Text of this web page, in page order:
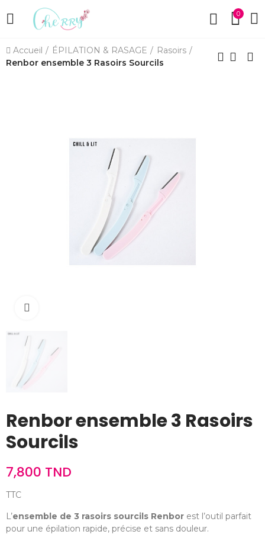
0
Accueil ÉPILATION & RASAGE
Rasoirs
Renbor ensemble 3 Rasoirs Sourcils
Renbor ensemble 3 Rasoirs
Sourcils
7,800 TND
TTC
L’ensemble de 3 rasoirs sourcils Renbor est l’outil parfait
pour une épilation rapide, précise et sans douleur.